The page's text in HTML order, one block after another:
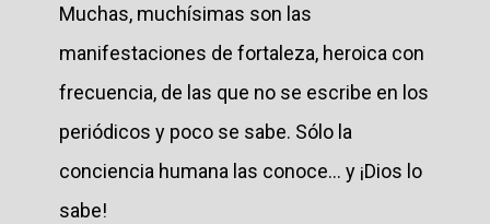
Muchas, muchísimas son las
manifestaciones de fortaleza, heroica con
frecuencia, de las que no se escribe en los
periódicos y poco se sabe. Sólo la
conciencia humana las conoce... y ¡Dios lo
sabe!